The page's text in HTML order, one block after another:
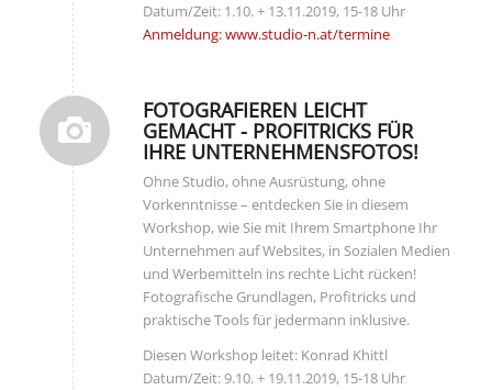
Datum/Zeit: 1.10. + 13.11.2019, 15-18 Uhr
Anmeldung: www.studio-n.at/termine
FOTOGRAFIEREN LEICHT
GEMACHT - PROFITRICKS FÜR
IHRE UNTERNEHMENSFOTOS!
Ohne Studio, ohne Ausrüstung, ohne
Vorkenntnisse – entdecken Sie in diesem
Workshop, wie Sie mit Ihrem Smartphone Ihr
Unternehmen auf Websites, in Sozialen Medien
und Werbemitteln ins rechte Licht rücken!
Fotografische Grundlagen, Profitricks und
praktische Tools für jedermann inklusive.
Diesen Workshop leitet: Konrad Khittl
Datum/Zeit: 9.10. + 19.11.2019, 15-18 Uhr